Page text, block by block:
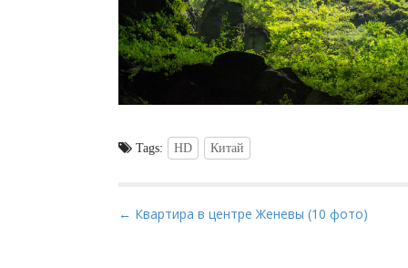
Tags: HD Китай
P
← Квартира в центре Женевы (10 фото)